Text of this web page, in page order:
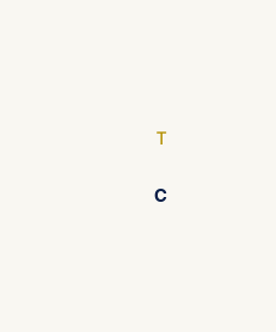
T
C